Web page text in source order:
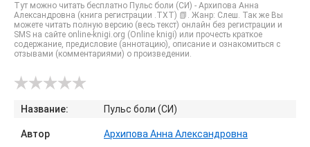
Тут можно читать бесплатно Пульс боли (СИ) - Архипова Анна
Александровна (книга регистрации .TXT) 📗. Жанр: Слеш. Так же Вы
можете читать полную версию (весь текст) онлайн без регистрации и
SMS на сайте online-knigi.org (Online knigi) или прочесть краткое
содержание, предисловие (аннотацию), описание и ознакомиться с
отзывами (комментариями) о произведении.
Название: Пульс боли (СИ)
Автор Архипова Анна Александровна